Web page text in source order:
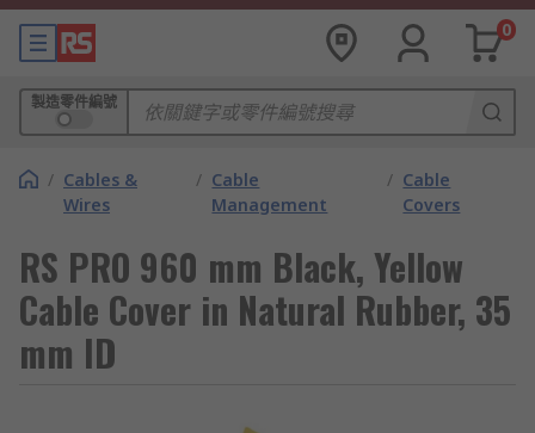
0
製造零件編號
/ Cables &
Wires
/ Cable
Management
/ Cable
Covers
RS PRO 960 mm Black, Yellow
Cable Cover in Natural Rubber, 35
mm ID